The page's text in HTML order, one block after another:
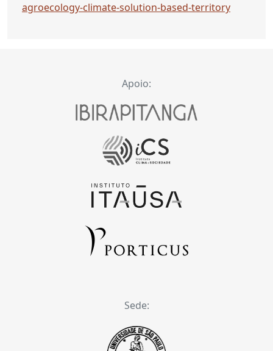
agroecology-climate-solution-based-territory
Apoio:
Sede: